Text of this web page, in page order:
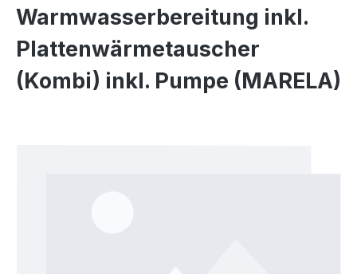
Warmwasserbereitung inkl.
Plattenwärmetauscher
(Kombi) inkl. Pumpe (MARELA)